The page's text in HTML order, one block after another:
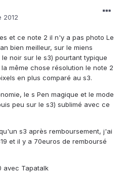
2012
et ce note 2 il n'y a pas photo Le
bien meilleur, sur le miens
noir sur le s3) pourtant typique
même chose résolution le note 2
en plus comparé au s3.
le s Pen magique et le mode
peu sur le s3) sublimé avec ce
s3 après remboursement, j'ai
et il y a 70euros de remboursé
avec Tapatalk